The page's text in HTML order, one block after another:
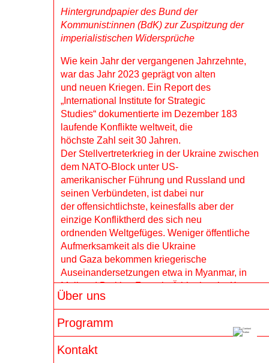
Schulter mit der Jugend, die sich nicht zum
Morden ausbilden und nicht zum verrecken in
die Schützengräben der kommenden Kriege
schicken lässt. Jugend verweigert, deshalb am
1. Mai […]
Vortrag & Diskussion: Der 8. März im
Wandel der Zeit
Wir fragen danach, wie der 8. März entstanden
ist und wie er zu dem geworden ist, was er
heute ist. Referentin Gisela Notz berichtet, was
sich seit dem ersten Frauentag 1910 verändert
hat. Damals gingen mehr als eine Million
Frauen auf die Straße und forderten soziale
und politische Gleichberechtigung für alle
Menschen. Der Tag stand […]
12.3.26 VERANSTALTUNG
Zwischen Kugeln und Bomben
Zum Angriff auf den Iran: Seit den
Morgenstunden des 28. Februar greifen die
Hintergrundpapier des Bund der
Kommunist:innen (BdK) zur Zuspitzung der
imperialistischen Widersprüche
Wie kein Jahr der vergangenen Jahrzehnte,
war das Jahr 2023 geprägt von alten
und neuen Kriegen. Ein Report des
„International Institute for Strategic
Studies“ dokumentierte im Dezember 183
laufende Konflikte weltweit, die
höchste Zahl seit 30 Jahren.
Der Stellvertreterkrieg in der Ukraine zwischen
dem NATO-Block unter US-
amerikanischer Führung und Russland und
seinen Verbündeten, ist dabei nur
der offensichtlichste, keinesfalls aber der
einzige Konfliktherd des sich neu
ordnenden Weltgefüges. Weniger öffentliche
Aufmerksamkeit als die Ukraine
und Gaza bekommen kriegerische
Auseinandersetzungen etwa in Myanmar, in
Mali und Burkina Faso, in Äthiopien, im Kongo
und im Sudan. Dort finden
innerstaatliche Kriege statt, die aber in vielen
Fällen durch die Konkurrenz der
Machtblöcke und regionale Akteure wie Saudi
Arabien oder die Vereinigten
Über uns
Programm
Kontakt